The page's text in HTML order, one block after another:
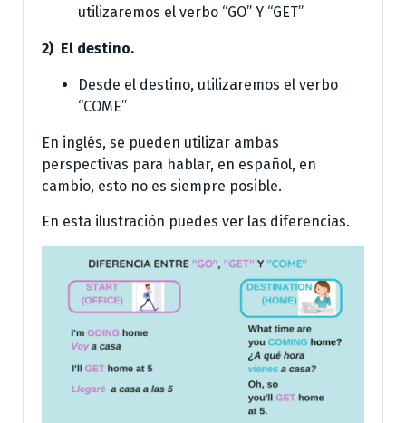
utilizaremos el verbo “GO” Y “GET”
2) El destino.
Desde el destino, utilizaremos el verbo
“COME”
En inglés, se pueden utilizar ambas
perspectivas para hablar, en español, en
cambio, esto no es siempre posible.
En esta ilustración puedes ver las diferencias.